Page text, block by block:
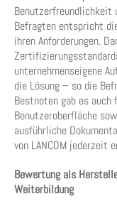
Benutzerfreundlichkeit
Befragten entspricht
ihren Anforderungen.
unternehmenseigene
die Lösung – so die
Bestnoten gab es
Benutzeroberfläche
ausführliche
von LANCOM jederzeit
Bewertung als
Weiterbildung